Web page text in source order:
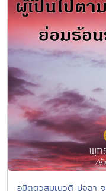
อมิตฺตวสมเนฺวติ ปจฺฉา